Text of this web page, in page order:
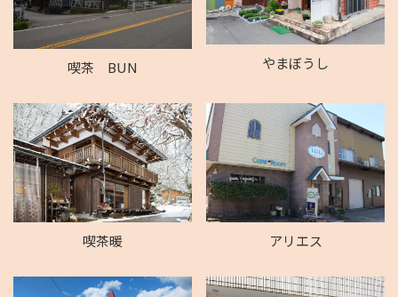
喫茶 BUN やまぼうし
喫茶暖 アリエス